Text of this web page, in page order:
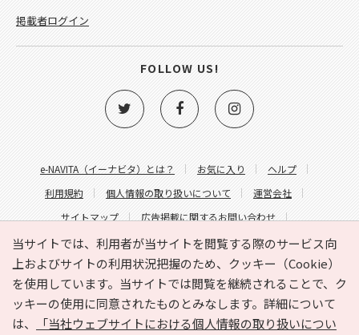
当サイトでは、利用者が当サイトを閲覧する際のサービス向
上およびサイトの利用状況把握のため、クッキー（Cookie）
を使用しています。当サイトでは閲覧を継続されることで、ク
ッキーの使用に同意されたものとみなします。詳細について
は、
「当社ウェブサイトにおける個人情報の取り扱いについ
e-NAVITA（イーナビタ）とは？ お気に入り
ヘルプ
利用規約
個人情報の取り扱いについて
運営会社
サイトマップ
広告掲載に関するお問い合わせ
サイトの内容に関するお問い合わせ
掲載者ログイン
FOLLOW US!